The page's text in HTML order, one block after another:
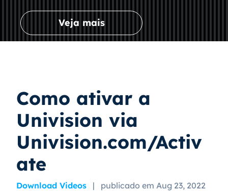
Veja mais
Como ativar a
Univision via
Univision.com/Activ
ate
Download Videos |
publicado em Aug 23, 2022